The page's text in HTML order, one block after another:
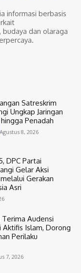
informasi berbasis
dan olaraga
Satreskrim
Ungkap Jaringan
Penadah
Agustus 8, 2026
DPC Partai
Gelar Aksi
Gerakan
Asri
Terima Audensi
Aktifis Islam, Dorong
Perilaku
7, 2026